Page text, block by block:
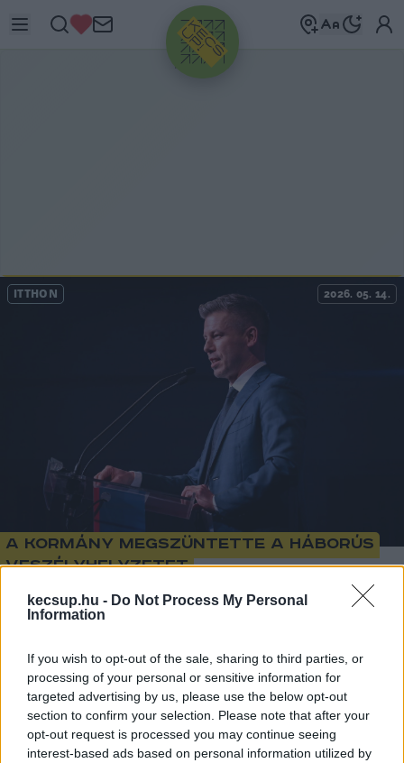
kecsup.hu - Do Not Process My Personal
Information
If you wish to opt-out of the sale, sharing to third parties, or
processing of your personal or sensitive information for
targeted advertising by us, please use the below opt-out
section to confirm your selection. Please note that after your
opt-out request is processed you may continue seeing
interest-based ads based on personal information utilized by
HIRDETÉS
ITTHON 2026. 05. 14.
A kormány megszüntette a háborús
veszélyhelyzetet
1perc
Ezzel 1449 nap után megszűnik a 2022-ben, az
ukrajnai háborúra hivatkozva bevezetett